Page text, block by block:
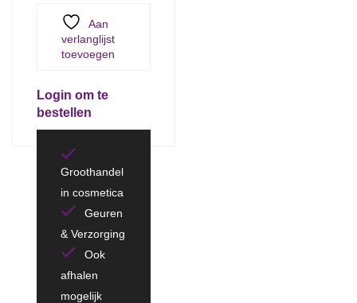
Aan
verlanglijst
toevoegen
Login om te
bestellen
Groothandel
in cosmetica
Geuren
& Verzorging
Ook
afhalen
mogelijk